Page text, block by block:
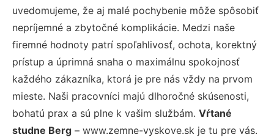
uvedomujeme, že aj malé pochybenie môže spôsobiť
nepríjemné a zbytočné komplikácie. Medzi naše
firemné hodnoty patrí spoľahlivosť, ochota, korektný
prístup a úprimná snaha o maximálnu spokojnosť
každého zákazníka, ktorá je pre nás vždy na prvom
mieste. Naši pracovníci majú dlhoročné skúsenosti,
bohatú prax a sú plne k vašim službám. Vŕtané
studne Berg – www.zemne-vyskove.sk je tu pre vás.